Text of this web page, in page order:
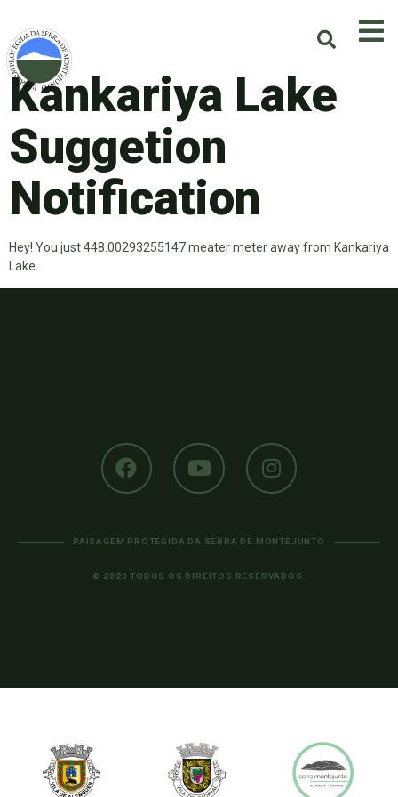
Kankariya Lake
Suggetion
Notification
Hey! You just 448.00293255147 meater meter away from Kankariya
Lake.
PAISAGEM PROTEGIDA DA SERRA DE MONTEJUNTO
© 2020 TODOS OS DIREITOS RESERVADOS.